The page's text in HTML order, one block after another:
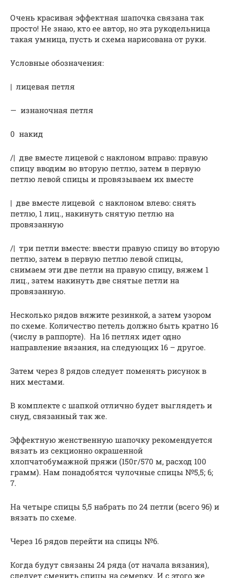
Очень красивая эффектная шапочка связана так
просто! Не знаю, кто ее автор, но эта рукодельница
такая умница, пусть и схема нарисована от руки.
Условные обозначения:
| лицевая петля
— изнаночная петля
0 накид
/| две вместе лицевой с наклоном вправо: правую
спицу вводим во вторую петлю, затем в первую
петлю левой спицы и провязываем их вместе
| две вместе лицевой с наклоном влево: снять
петлю, 1 лиц., накинуть снятую петлю на
провязанную
/| три петли вместе: ввести правую спицу во вторую
петлю, затем в первую петлю левой спицы,
снимаем эти две петли на правую спицу, вяжем 1
лиц., затем накинуть две снятые петли на
провязанную.
Несколько рядов вяжите резинкой, а затем узором
по схеме. Количество петель должно быть кратно 16
(числу в раппорте). На 16 петлях идет одно
направление вязания, на следующих 16 – другое.
Затем через 8 рядов следует поменять рисунок в
них местами.
В комплекте с шапкой отлично будет выглядеть и
снуд, связанный так же.
Эффектную женственную шапочку рекомендуется
вязать из секционно окрашенной
хлопчатобумажной пряжи (150г/570 м, расход 100
грамм). Нам понадобятся чулочные спицы №5,5; 6;
7.
На четыре спицы 5,5 набрать по 24 петли (всего 96) и
вязать по схеме.
Через 16 рядов перейти на спицы №6.
Когда будут связаны 24 ряда (от начала вязания),
следует сменить спицы на семерку. И с этого же